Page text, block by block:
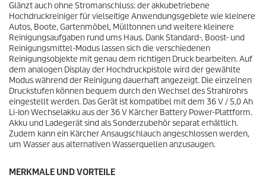
u
k
t
s
Glänzt auch ohne Stromanschluss: der akkubetriebene
Hochdruckreiniger für vielseitige Anwendungsgebiete wie kleinere
Autos, Boote, Gartenmöbel, Mülltonnen und weitere kleinere
Reinigungsaufgaben rund ums Haus. Dank Standard-, Boost- und
Reinigungsmittel-Modus lassen sich die verschiedenen
Reinigungsobjekte mit genau dem richtigen Druck bearbeiten. Auf
dem analogen Display der Hochdruckpistole wird der gewählte
Modus während der Reinigung dauerhaft angezeigt. Die einzelnen
Druckstufen können bequem durch den Wechsel des Strahlrohrs
eingestellt werden. Das Gerät ist kompatibel mit dem 36 V / 5,0 Ah
Li-IonWechselakku aus der 36 V Kärcher Battery Power-Plattform.
Akku und Ladegerät sind als Sonderzubehör separat erhältlich.
Zudem kann ein Kärcher Ansaugschlauch angeschlossen werden,
um Wasser aus alternativen Wasserquellen anzusaugen.
MERKMALE UND VORTEILE